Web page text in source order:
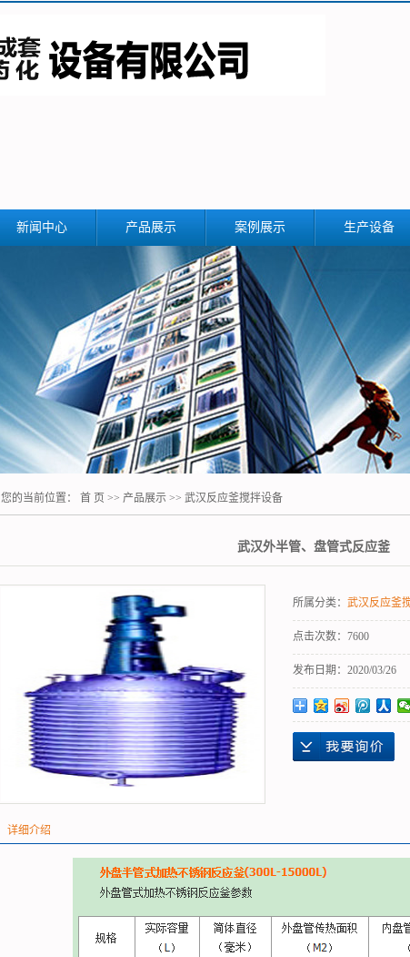
新闻中心 产品展示
武汉反应釜搅拌设
备
武汉储罐
武汉冷凝器
武汉换热器
武汉精馏塔设备
武汉蒸发器-浓缩设
备
武汉填料塔
武汉螺旋板式换热
器
武汉填料
武汉萃取机
武汉萃取塔
武汉铝材设备
武汉切片机
武汉盘管
案例展示 生产设备
您的当前位置： 首 页 >> 产品展示 >> 武汉反应釜搅拌设备
武汉外半管、盘管式反应釜
所属分类： 武汉反应釜
点击次数： 7600
发布日期： 2020/03/26
详细介绍